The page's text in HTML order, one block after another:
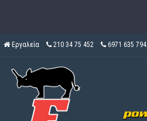
Εργαλεία 210 34 75 452 6971 635 794